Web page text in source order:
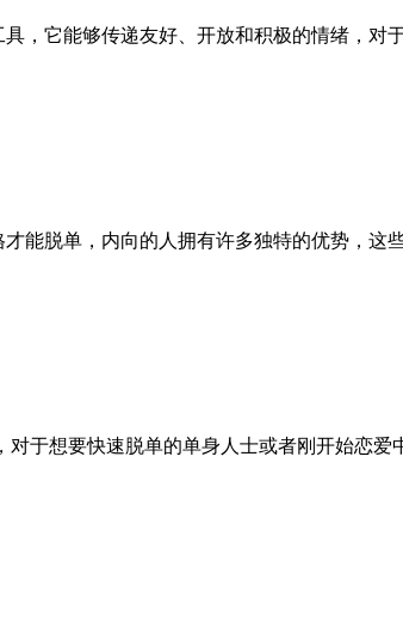
，它能够传递友好、开放和积极的情绪，对
能脱单，内向的人拥有许多独特的优势，这
于想要快速脱单的单身人士或者刚开始恋